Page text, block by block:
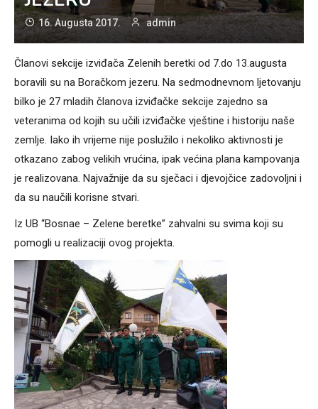
16. Augusta 2017. admin
Članovi sekcije izviđača Zelenih beretki od 7.do 13.augusta
boravili su na Boračkom jezeru. Na sedmodnevnom ljetovanju
bilko je 27 mladih članova izviđačke sekcije zajedno sa
veteranima od kojih su učili izviđačke vještine i historiju naše
zemlje. Iako ih vrijeme nije poslužilo i nekoliko aktivnosti je
otkazano zabog velikih vrućina, ipak većina plana kampovanja
je realizovana. Najvažnije da su sječaci i djevojčice zadovoljni i
da su naučili korisne stvari.
Iz UB “Bosnae – Zelene beretke” zahvalni su svima koji su
pomogli u realizaciji ovog projekta.